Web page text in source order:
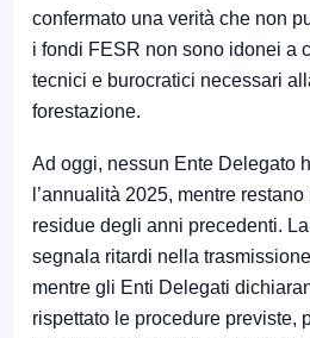
confermato una verità che non
i fondi FESR non sono idonei a
tecnici e burocratici necessari
forestazione.
Ad oggi, nessun Ente Delegato
l’annualità 2025, mentre
residue degli anni precedenti.
segnala ritardi nella
mentre gli Enti Delegati
rispettato le procedure previste,